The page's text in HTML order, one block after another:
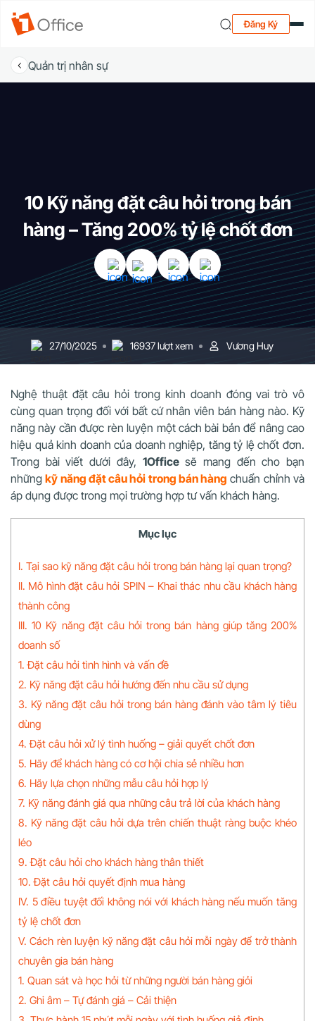
Đăng Ký
Quản trị nhân sự
10 Kỹ năng đặt câu hỏi trong bán
hàng – Tăng 200% tỷ lệ chốt đơn
27/10/2025 16937 lượt xem Vương Huy
Nghệ thuật đặt câu hỏi trong kinh doanh đóng vai trò vô
cùng quan trọng đối với bất cứ nhân viên bán hàng nào. Kỹ
năng này cần được rèn luyện một cách bài bản để nâng cao
hiệu quả kinh doanh của doanh nghiệp, tăng tỷ lệ chốt đơn.
Trong bài viết dưới đây, 1Officesẽ mang đến cho bạn
nhữngkỹ năng đặt câu hỏi trong bán hàng chuẩn chỉnh và
áp dụng được trong mọi trường hợp tư vấn khách hàng.
Mục lục
I. Tại sao kỹ năng đặt câu hỏi trong bán hàng lại quan trọng?
II. Mô hình đặt câu hỏi SPIN – Khai thác nhu cầu khách hàng
thành công
III. 10 Kỹ năng đặt câu hỏi trong bán hàng giúp tăng 200%
doanh số
1. Đặt câu hỏi tình hình và vấn đề
2. Kỹ năng đặt câu hỏi hướng đến nhu cầu sử dụng
3. Kỹ năng đặt câu hỏi trong bán hàng đánh vào tâm lý tiêu
dùng
4. Đặt câu hỏi xử lý tình huống – giải quyết chốt đơn
5. Hãy để khách hàng có cơ hội chia sẻ nhiều hơn
6. Hãy lựa chọn những mẫu câu hỏi hợp lý
7. Kỹ năng đánh giá qua những câu trả lời của khách hàng
8. Kỹ năng đặt câu hỏi dựa trên chiến thuật ràng buộc khéo
léo
9. Đặt câu hỏi cho khách hàng thân thiết
10. Đặt câu hỏi quyết định mua hàng
IV. 5 điều tuyệt đối không nói với khách hàng nếu muốn tăng
tỷ lệ chốt đơn
V. Cách rèn luyện kỹ năng đặt câu hỏi mỗi ngày để trở thành
chuyên gia bán hàng
1. Quan sát và học hỏi từ những người bán hàng giỏi
2. Ghi âm – Tự đánh giá – Cải thiện